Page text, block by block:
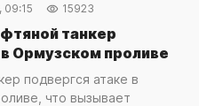
09:15
15923
танкер
Ормузском проливе
подвергся атаке в
что вызывает